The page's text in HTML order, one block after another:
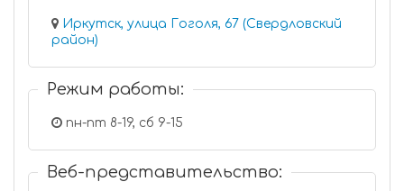
Иркутск, улица Гоголя, 67 (Свердловский
район)
Режим работы:
пн-пт 8-19, сб 9-15
Веб-представительство: